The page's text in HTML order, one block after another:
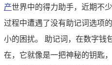
产世界中的得力助手，近期不
过程中遭遇了没有助记词选项
小的困扰。 助记词，在数字钱
在，它就像是一把神秘的钥匙